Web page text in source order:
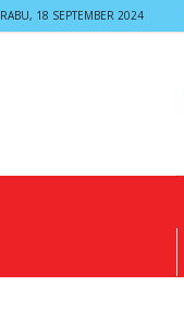
RABU, 18 SEPTEMBER 2024